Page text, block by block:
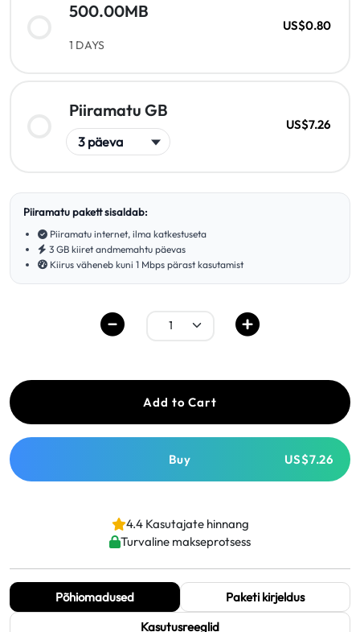
500.00MB
1 DAYS
US$0.80
Piiramatu GB
US$7.26
Piiramatu pakett sisaldab:
Piiramatu internet, ilma katkestuseta
3 GB kiiret andmemahtu päevas
Kiirus väheneb kuni 1 Mbps pärast kasutamist
Add to Cart
Buy US$7.26
4.4 Kasutajate hinnang
Turvaline makseprotsess
Põhiomadused
Paketi kirjeldus
Kasutusreeglid